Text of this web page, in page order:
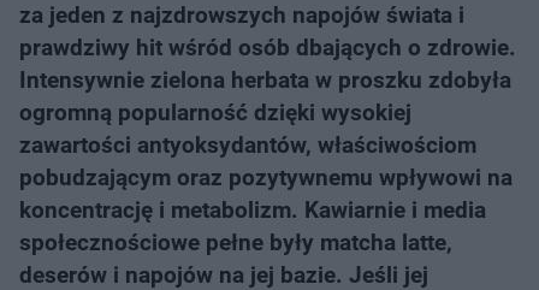
za jeden z najzdrowszych napojów świata i
prawdziwy hit wśród osób dbających o zdrowie.
Intensywnie zielona herbata w proszku zdobyła
ogromną popularność dzięki wysokiej
zawartości antyoksydantów, właściwościom
pobudzającym oraz pozytywnemu wpływowi na
koncentrację i metabolizm. Kawiarnie i media
społecznościowe pełne były matcha latte,
deserów i napojów na jej bazie. Jeśli jej